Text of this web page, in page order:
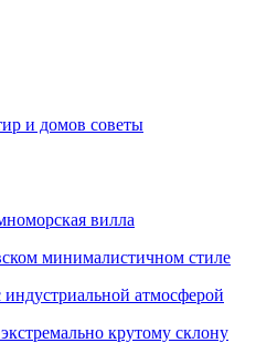
и домов советы
вилла
минималистичном стиле
атмосферой
крутому склону